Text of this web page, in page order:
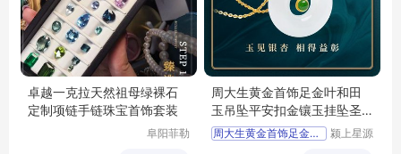
卓越一克拉天然祖母绿裸石
定制项链手链珠宝首饰套装
阜阳菲勒
周大生黄金首饰足金叶和田
玉吊坠平安扣金镶玉挂坠圣
诞节礼物
周大生黄金首饰足金叶和田
颍上星源